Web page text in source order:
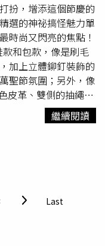
你得到救贖，令嘴
周乾燥，可讓唇周、
玻尿酸特潤唇膜，能
分蒸發』的雙重潤
（Youn-a）也被圈
說可以大方的塗到唇
與唇部肌膚。此外，
雕霜 ，增加自己的
照顧到口罩遮掩的肌
大耳狗好朋友限量護
玩耍了！這次還
扮，增添這個節慶的
選的神祕搞怪魅力單
時尚又閃亮的焦點！
款和包款，像是刷毛
加上立體鉚釘裝飾的
聖節氛圍；另外，像
皮革、雙側的抽繩及
；而塗鴉風格的
上配白色噴漆滴落的
有著秋冬必備的刷毛
暖橘的焦糖色系，超
繼續閱讀
Last